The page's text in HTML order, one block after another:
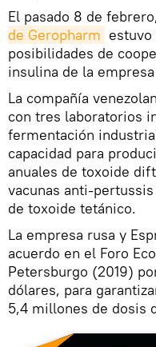
El pasado 8 de
de Geropharm estuvo
posibilidades de
insulina de la
La compañía
con tres laboratorios
fermentación
capacidad para
anuales de toxoide
vacunas anti-
de toxoide tetánico.
La empresa rusa y
acuerdo en el Foro
Petersburgo (2019)
dólares, para
5,4 millones de dosis